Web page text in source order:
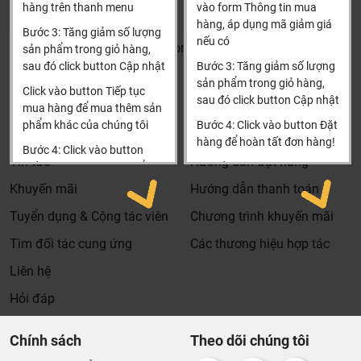
Dịch vụ riêng của Khali Nguyễn dành cho khách hàng:
Khảo sát công trình, để hỗ trợ khách hàng chọn sản
phẩm đúng và phù hợp cũng như đưa ra các lời
khuyên, chú ý, hoặc chỉ ra các vấn khổng ổn nếu có
Bảo trì sản phẩm lên tới 5 năm, tặng các phụ kiện hao
hàng trên thanh menu
Bước 3: Tăng giảm số lượng
sản phẩm trong giỏ hàng,
sau đó click button Cập nhật
Click vào button Tiếp tục
mua hàng để mua thêm sản
phẩm khác của chúng tôi
Bước 4: Click vào button
Tiến hành thanh toán để
thanh toán đơn hàng của
Xin cảm ơn khách hàng!!!
vào form Thông tin mua
hàng, áp dụng mã giảm giá
nếu có
Bước 3: Tăng giảm số lượng
sản phẩm trong giỏ hàng,
sau đó click button Cập nhật
Bước 4: Click vào button Đặt
hàng để hoàn tất đơn hàng!
Xin cảm ơn khách hàng!!!
Khalinguyen.vn@gmail.com
0904501766
Thông tin
Tìm đại lý & Hợp tác
Tin tức
Khuyến mãi
Tuyển dụng & Cộng tác viên
Tìm đối tác cung ứng
Liên hệ
Hỏi đáp
Thông tin thêm
Hướng dẫn mua hàng
Hướng dẫn đặt hàng
Hướng dẫn thanh toán
Chương trình khuyến mãi
Các thương hiệu hợp tác
Chính sách Theo dõi chúng tôi